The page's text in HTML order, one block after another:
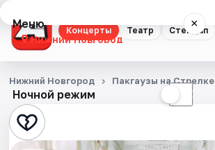
Концерты Театр Стендап
Меню ×
Нижний Новгород
Концерты
Театр
Стендап
Ночной режим ☾
Нижний Новгород Пакгаузы на Стрелке